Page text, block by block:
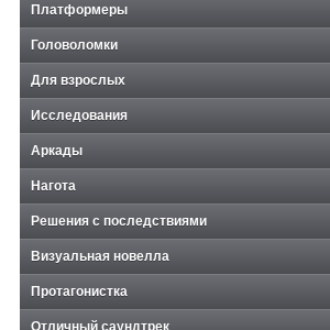
Платформеры
Головоломки
Для взрослых
Исследования
Аркады
Нагота
Решения с последствиями
Визуальная новелла
Протагонистка
Отличный саундтрек